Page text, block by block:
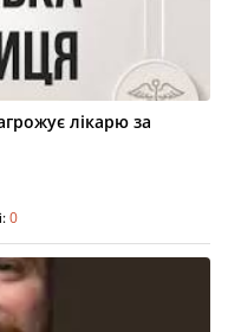
лікарю за
0